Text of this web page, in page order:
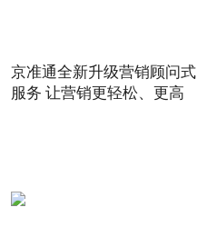
京准通全新升级营销顾问式
服务 让营销更轻松、更高